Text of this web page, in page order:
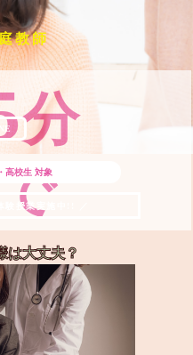
教師
分
高校生 対象
験授業実施中!! ／
は大丈夫？